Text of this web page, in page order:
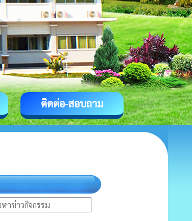
ติดต่อ-สอบถาม